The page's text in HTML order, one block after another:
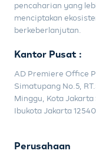
pencaharian yang
menciptakan
berkeberlanjutan.
Kantor Pusat :
AD Premiere Office
Simatupang No.5,
Minggu, Kota
Ibukota Jakarta 12540
Perusahaan